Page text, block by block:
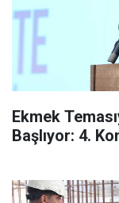
Ekmek
Başlıyor: 4.